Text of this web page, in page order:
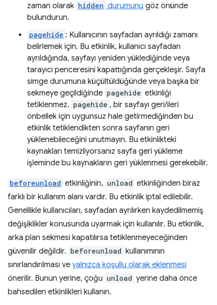
zaman olarak hidden durumunu göz önünde
bulundurun.
pagehide : Kullanıcının sayfadan ayrıldığı zamanı
belirlemek için. Bu etkinlik, kullanıcı sayfadan
ayrıldığında, sayfayı yeniden yüklediğinde veya
tarayıcı penceresini kapattığında gerçekleşir. Sayfa
simge durumuna küçültüldüğünde veya başka bir
sekmeye geçildiğinde pagehide etkinliği
tetiklenmez. pagehide , bir sayfayı geri/ileri
önbellek için uygunsuz hale getirmediğinden bu
etkinlik tetiklendikten sonra sayfanın geri
yüklenebileceğini unutmayın. Bu etkinlikteki
kaynakları temizliyorsanız sayfa geri yükleme
işleminde bu kaynakların geri yüklenmesi gerekebilir.
beforeunload etkinliğinin, unload etkinliğinden biraz
farklı bir kullanım alanı vardır. Bu etkinlik iptal edilebilir.
Genellikle kullanıcıları, sayfadan ayrılırken kaydedilmemiş
değişiklikler konusunda uyarmak için kullanılır. Bu etkinlik,
arka plan sekmesi kapatılırsa tetiklenmeyeceğinden
güvenilir değildir. beforeunload kullanımının
sınırlandırılması ve yalnızca koşullu olarak eklenmesi
önerilir. Bunun yerine, çoğu unload yerine daha önce
bahsedilen etkinlikleri kullanın.